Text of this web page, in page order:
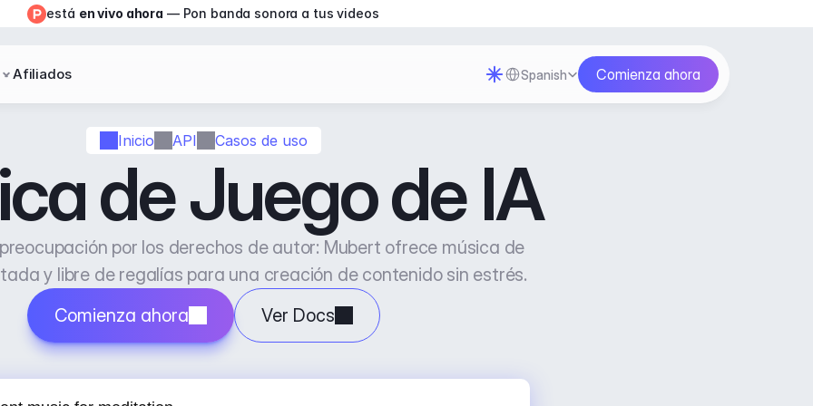
Inicio API Casos de uso
de Juego de IA
por los derechos de autor: Mubert ofrece música de
y libre de regalías para una creación de contenido sin estrés.
Comienza ahora
Ver Docs
está en vivo ahora — Pon banda sonora a tus videos
Afiliados Select Language
Spanish Comienza ahora